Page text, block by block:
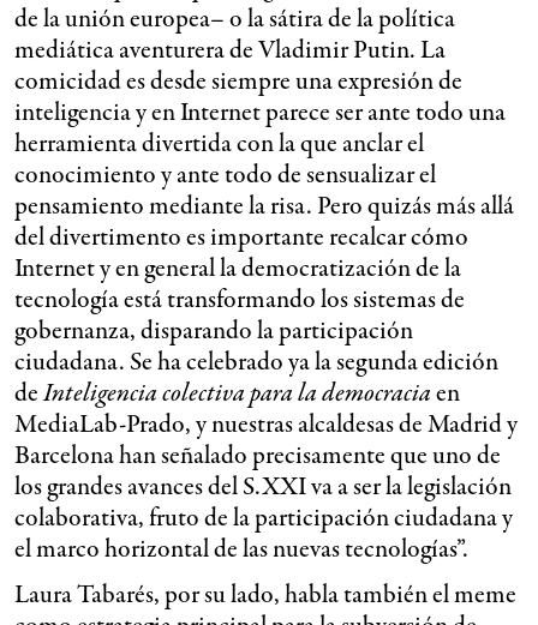
de la unión europea– o la sátira de la política
mediática aventurera de Vladimir Putin. La
comicidad es desde siempre una expresión de
inteligencia y en Internet parece ser ante todo una
herramienta divertida con la que anclar el
conocimiento y ante todo de sensualizar el
pensamiento mediante la risa. Pero quizás más allá
del divertimento es importante recalcar cómo
Internet y en general la democratización de la
tecnología está transformando los sistemas de
gobernanza, disparando la participación
ciudadana. Se ha celebrado ya la segunda edición
deInteligencia colectiva para la democraciaen
MediaLab-Prado, y nuestras alcaldesas de Madrid y
Barcelona han señalado precisamente que uno de
los grandes avances del S.XXI va a ser la legislación
colaborativa, fruto de la participación ciudadana y
el marco horizontal de las nuevas tecnologías”.
Laura Tabarés, por su lado, habla también el meme